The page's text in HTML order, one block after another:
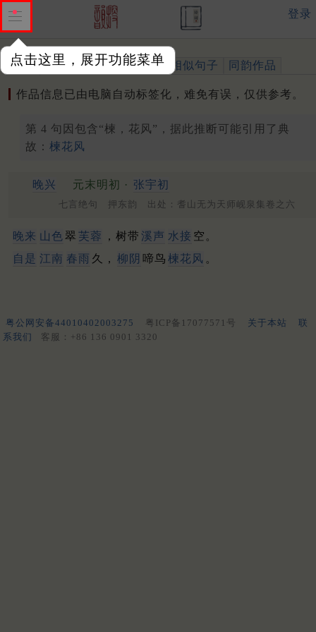
点击这里，展开功能菜单
登录
作品 标注四声 出处、引用 相似句子 同韵作品
作品信息已由电脑自动标签化，难免有误，仅供参考。
第 4 句因包含“楝，花风”，据此推断可能引用了典
故： 楝花风
晚兴 元末明初 · 张宇初
七言绝句 押东韵 出处：耆山无为天师岘泉集卷之六
晚来 山色 翠 芙蓉 ，树带 溪声 水接 空。
自是 江南 春雨 久， 柳阴 啼鸟 楝花 风 。
粤公网安备44010402003275 粤ICP备17077571号 关于本站
联
系我们
客服：+86 136 0901 3320